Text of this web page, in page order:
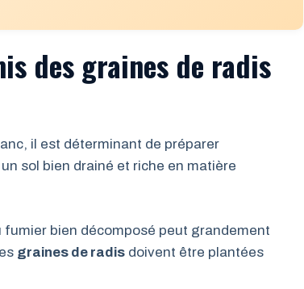
des graines de radis
il est déterminant de préparer
sol bien drainé et riche en matière
bien décomposé peut grandement
graines de radis doivent être plantées